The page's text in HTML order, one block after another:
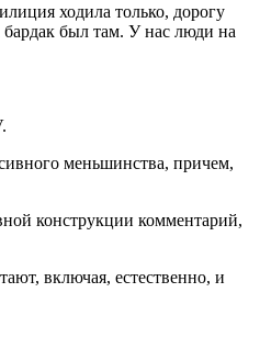
ходила только, дорогу
был там. У нас люди на
меньшинства, причем,
конструкции комментарий,
включая, естественно, и